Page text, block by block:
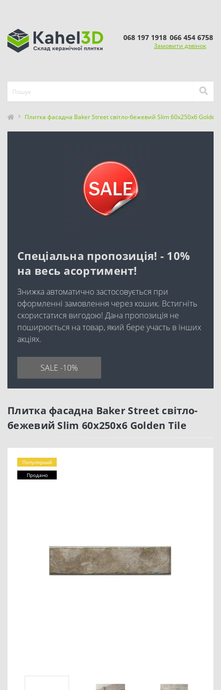
068 197 1918 066 454 6758
Замовити дзвінок
Плитка фасадна Baker Street світло-бежевий Slim 60x250x6 Golden
Спеціальна пропозиція! - 10%
на весь асортимент!
Знижка автоматично застосовується при
оформленні замовлення через кошик. Встигніть
скористатися вигодою! Дана пропозиція не
поширюється на товар, який бере участь в інших
акціях.
SALE -10%
Плитка фасадна Baker Street світло-
бежевий Slim 60x250x6 Golden Tile
Популярний
Продано